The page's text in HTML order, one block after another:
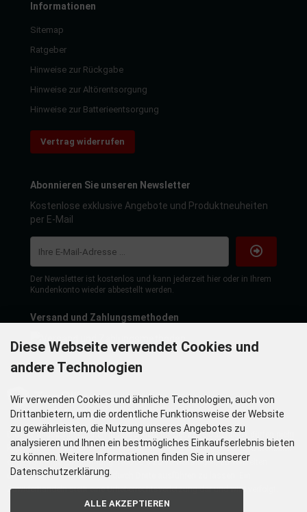
Informationen
Sitemap
Ratgeber
Hinweise zur Rückgabe
Hinweise zur Altörentsorgung
Hinweise zur Batterieentsorgung
Vertrag widerrufen
Abonnieren Sie unseren Newsletter
Kostenlose exklusive Angebote und Produktneuheiten
per E-Mail
Der Newsletter ist kostenlos und kann jederzeit hier oder in Ihrem
Kundenkonto wieder abbestellt werden.
Versand und Zahlungsmethoden
Die hier angezeigten Daten insbesondere die gesamte Datenbank dürfen nicht
kopiert werden. Es ist zu unterlassen, die Daten oder die gesamte Datenbank
ohne vorherige Zustimmung TecDoc´s zu vervielfältigen, zu verbreiten
und/oder diese Handlungen durch Dritte ausführen zu lassen. Ein
Zuwiderhandeln stellt eine Urheberrechtsverletzung dar und wird verfolgt.
Diese Webseite verwendet Cookies und
andere Technologien
Wir verwenden Cookies und ähnliche Technologien, auch von
Drittanbietern, um die ordentliche Funktionsweise der Website
zu gewährleisten, die Nutzung unseres Angebotes zu
analysieren und Ihnen ein bestmögliches Einkaufserlebnis bieten
zu können. Weitere Informationen finden Sie in unserer
Datenschutzerklärung.
ALLE AKZEPTIEREN